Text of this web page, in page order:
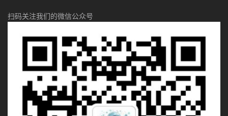
扫码关注我们的微信公众号